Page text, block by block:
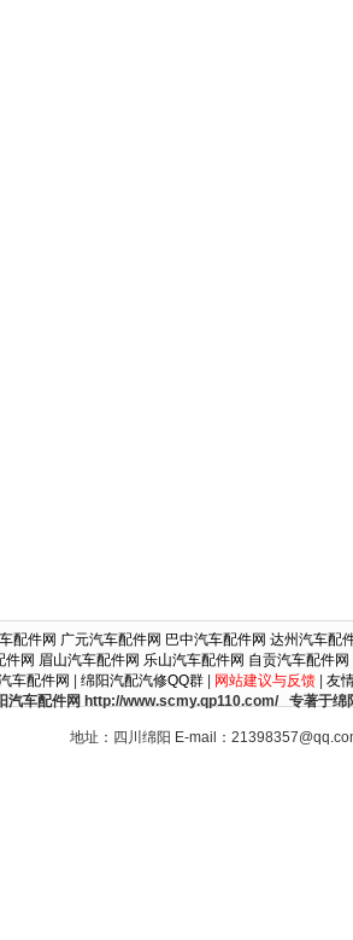
配件网 广元汽车配件网 巴中汽车配件网 达州汽车配
件网 眉山汽车配件网 乐山汽车配件网 自贡汽车配件网
车配件网
绵阳汽配汽修QQ群| 网站建议与反馈| 友
汽车配件网 http://www.scmy.qp110.com/ 专著于绵
地址：四川绵阳 E-mail：